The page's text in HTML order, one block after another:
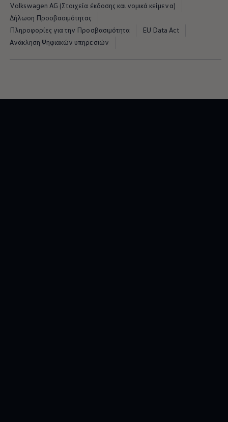
Volkswagen AG (Στοιχεία έκδοσης και νομικά κείμενα)
Δήλωση Προσβασιμότητας
Πληροφορίες για την Προσβασιμότητα
EU Data Act
Ανάκληση Ψηφιακών υπηρεσιών